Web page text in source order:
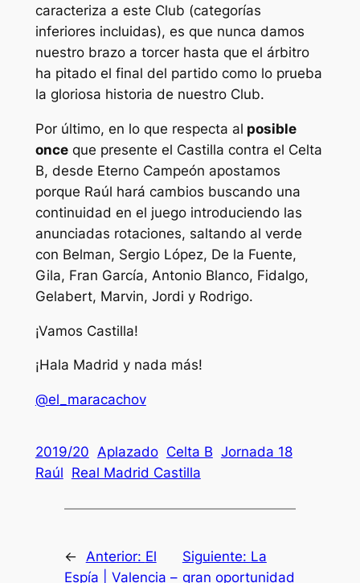
caracteriza a este Club (categorías
inferiores incluidas), es que nunca damos
nuestro brazo a torcer hasta que el árbitro
ha pitado el final del partido como lo prueba
la gloriosa historia de nuestro Club.
Por último, en lo que respecta al posible
onceque presente el Castilla contra el Celta
B, desde Eterno Campeón apostamos
porque Raúl hará cambios buscando una
continuidad en el juego introduciendo las
anunciadas rotaciones, saltando al verde
con Belman, Sergio López, De la Fuente,
Gila, Fran García, Antonio Blanco, Fidalgo,
Gelabert, Marvin, Jordi y Rodrigo.
¡Vamos Castilla!
¡Hala Madrid y nada más!
@el_maracachov
2019/20 Aplazado Celta B Jornada 18
Raúl Real Madrid Castilla
← Anterior: El
Espía | Valencia –
Siguiente: La
gran oportunidad